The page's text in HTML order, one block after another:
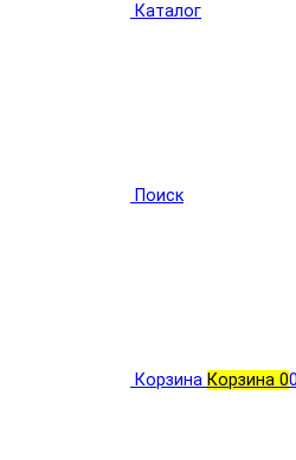
Каталог
Поиск
Корзина Корзина 0